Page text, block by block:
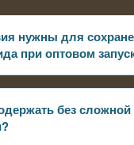
нужны для
при оптовом
без сложной